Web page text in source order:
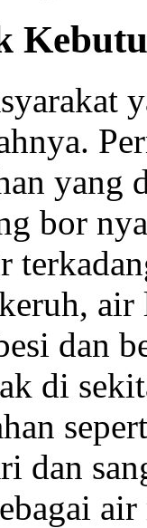
yang
bor
dan
di
dan